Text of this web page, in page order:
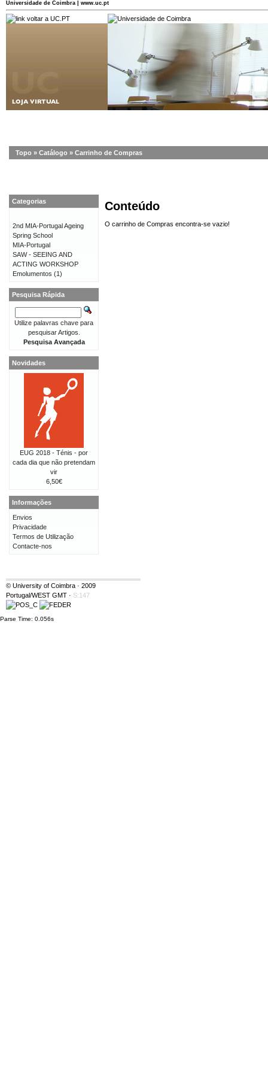
Universidade de Coimbra | www.uc.pt
Topo » Catálogo » Carrinho de Compras
Conteúdo
O carrinho de Compras encontra-se vazio!
Categorias
2nd MIA-Portugal Ageing
Spring School
MIA-Portugal
SAW - SEEING AND
ACTING WORKSHOP
Emolumentos (1)
Pesquisa Rápida
Utilize palavras chave para
pesquisar Artigos.
Pesquisa Avançada
Novidades
EUG 2018 - Ténis - por
cada dia que não pretendam
vir
6,50€
Informações
Envios
Privacidade
Termos de Utilização
Contacte-nos
© University of Coimbra · 2009
Portugal/WEST GMT · S:147
Parse Time: 0.056s